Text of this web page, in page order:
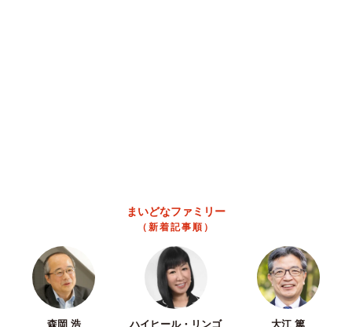
2026.08.06
「人生こそがバラエティー」 マレーシア移住
を報告した菊地亜美 子どもの教育考え「小学
校へ入学するこのタイミングで挑戦」
まいどなトピック
京都駅をぶらぶら→ホームの隅に何やら「ドロ